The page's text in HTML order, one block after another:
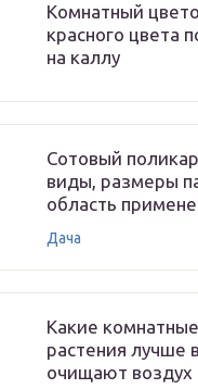
Комнатный
красного цвета
на каллу
Сотовый
виды, размеры
область
Дача
Какие комнатные
растения лучше
очищают воздух